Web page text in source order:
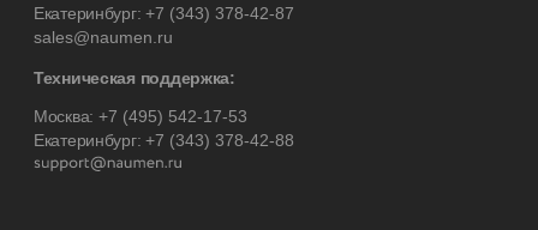
Екатеринбург:+7 (343) 378-42-87
sales@naumen.ru
Техническая поддержка:
Москва: +7 (495) 542-17-53
Екатеринбург:+7 (343) 378-42-88